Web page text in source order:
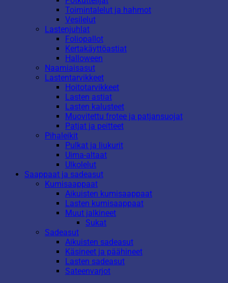
Toimintalelut ja hahmot
Vesilelut
Lastenjuhlat
Foliopallot
Kertakäyttöastiat
Halloween
Naamiaisasut
Lastentarvikkeet
Hoitotarvikkeet
Lasten astiat
Lasten kalusteet
Muovitettu frotee ja patjansuojat
Patjat ja peitteet
Pihaleikit
Pulkat ja liukurit
Uima-altaat
Ulkolelut
Saappaat ja sadeasut
Kumisaappaat
Aikuisten kumisaappaat
Lasten kumisaappaat
Muut jalkineet
Sukat
Sadeasut
Aikuisten sadeasut
Käsineet ja päähineet
Lasten sadeasut
Sateenvarjot